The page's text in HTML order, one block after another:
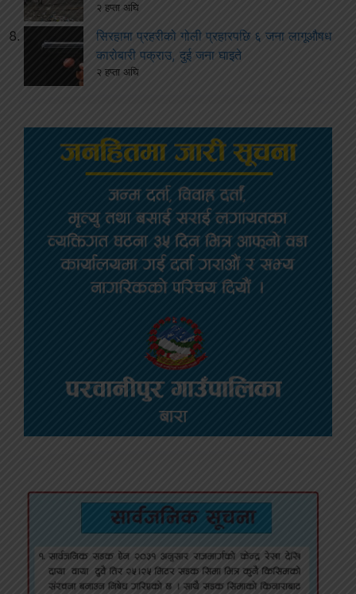
२ हप्ता अघि
सिरहामा प्रहरीको गोली प्रहारपछि ६ जना लागूऔषध
कारोबारी पक्राउ, दुई जना घाइते
२ हप्ता अघि